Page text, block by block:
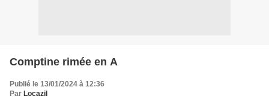
Comptine rimée en A
Publié le 13/01/2024 à 12:36
Par Locazil